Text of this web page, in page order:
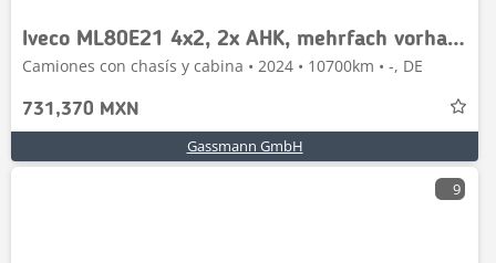
Iveco ML80E21 4x2, 2x AHK, mehrfach vorhanden!
Camiones con chasís y cabina • 2024 • 10700km • -, DE
731,370 MXN
Gassmann GmbH
9